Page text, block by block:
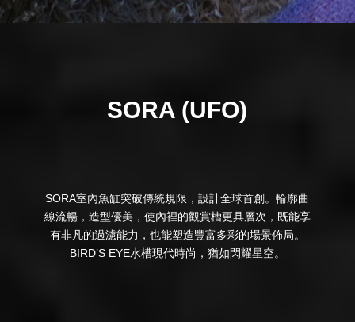
SORA (UFO)
SORA室內魚缸突破傳統規限，設計全球首創。輪廓曲
線流暢，造型優美，使內裡的觀賞槽更具層次，既能享
有非凡的過濾能力，也能塑造豐富多彩的場景佈局。
BIRD’S EYE水槽現代時尚，猶如閃耀星空。